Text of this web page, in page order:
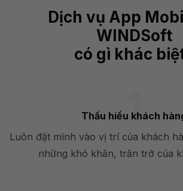
Dịch vụ App
WINDSoft
có gì khác
Thấu hiểu khách
Luôn đặt mình vào vị trí của khách
những khó khăn, trăn trở của